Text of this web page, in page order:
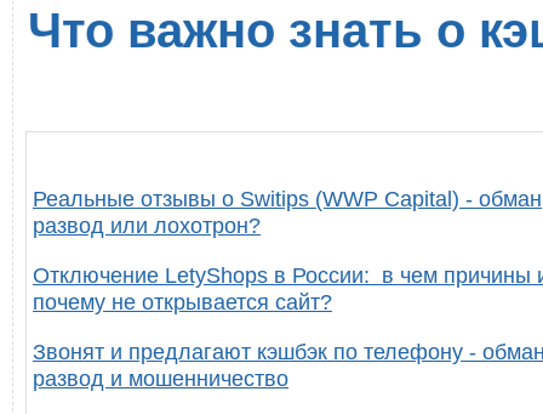
Что важно знать о
Реальные отзывы о Switips (WWP Capital) -
развод или лохотрон?
Отключение LetyShops в России: в чем причины
почему не открывается сайт?
Звонят и предлагают кэшбэк по телефону -
развод и мошенничество